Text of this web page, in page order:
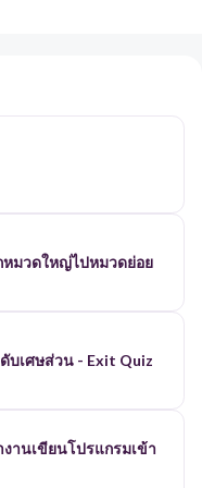
หมวดใหญ่ไปหมวดย่อย
บเศษส่วน - Exit Quiz
านเขียนโปรแกรมเข้า